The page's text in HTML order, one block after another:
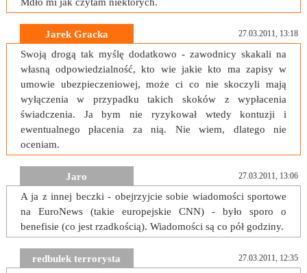
Jarek Gracka 27.03.2011, 13:18
Swoją drogą tak myślę dodatkowo - zawodnicy skakali na
własną odpowiedzialność, kto wie jakie kto ma zapisy w
umowie ubezpieczeniowej, może ci co nie skoczyli mają
wyłączenia w przypadku takich skoków z wypłacenia
świadczenia. Ja bym nie ryzykował wtedy kontuzji i
ewentualnego płacenia za nią. Nie wiem, dlatego nie
oceniam.
Jaro 27.03.2011, 13:06
A ja z innej beczki - obejrzyjcie sobie wiadomości sportowe
na EuroNews (takie europejskie CNN) - było sporo o
benefisie (co jest rzadkością). Wiadomości są co pół godziny.
redbulek terrorysta 27.03.2011, 12:35